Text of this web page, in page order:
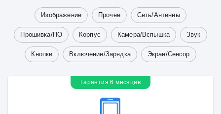
Изображение Прочее Сеть/Антенны
Прошивка/ПО Корпус Камера/Вспышка Звук
Кнопки Включение/Зарядка Экран/Сенсор
Гарантия 6 месяцев